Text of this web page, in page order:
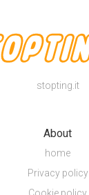
stopting.it
About
home
Privacy policy